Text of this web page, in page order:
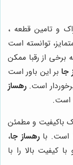
و تامین قطعه ،
توانسته است
برخی از رقبا ممکن
جابر این باور است
است. رهساز
است.
باکیفیت و مطمئن
است. بارهساز جا،
کیفیت بالا را با